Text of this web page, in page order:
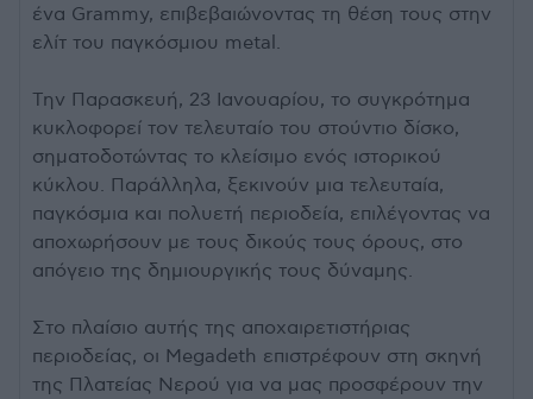
ένα Grammy, επιβεβαιώνοντας τη θέση τους στην
ελίτ του παγκόσμιου metal.
Την Παρασκευή, 23 Ιανουαρίου, το συγκρότημα
κυκλοφορεί τον τελευταίο του στούντιο δίσκο,
σηματοδοτώντας το κλείσιμο ενός ιστορικού
κύκλου. Παράλληλα, ξεκινούν μια τελευταία,
παγκόσμια και πολυετή περιοδεία, επιλέγοντας να
αποχωρήσουν με τους δικούς τους όρους, στο
απόγειο της δημιουργικής τους δύναμης.
Στο πλαίσιο αυτής της αποχαιρετιστήριας
περιοδείας, οι Megadeth επιστρέφουν στη σκηνή
της Πλατείας Νερού για να μας προσφέρουν την